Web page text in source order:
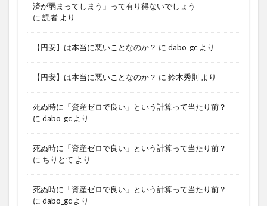
済が弱まってしまう」って有り得ないでしょう
に 読者 より
【円安】は本当に悪いことなのか？ に dabo_gc より
【円安】は本当に悪いことなのか？ に 鈴木秀則 より
死ぬ時に「資産ゼロで良い」という計算って当たり前？
に dabo_gc より
死ぬ時に「資産ゼロで良い」という計算って当たり前？
に ちりとて より
死ぬ時に「資産ゼロで良い」という計算って当たり前？
に dabo_gc より